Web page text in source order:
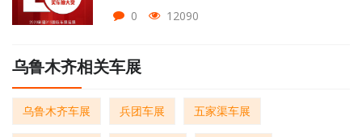
0 12090
乌鲁木齐相关车展
乌鲁木齐车展 兵团车展 五家渠车展